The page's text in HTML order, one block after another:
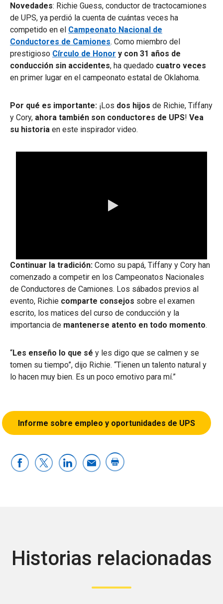
Novedades: Richie Guess, conductor de tractocamiones
de UPS, ya perdió la cuenta de cuántas veces ha
competido en el Campeonato Nacional de
Conductores de Camiones. Como miembro del
prestigioso Círculo de Honor y con 31 años de
conducción sin accidentes, ha quedado cuatro veces
en primer lugar en el campeonato estatal de Oklahoma.
Por qué es importante: ¡Los dos hijos de Richie, Tiffany
y Cory, ahora también son conductores de UPS! Vea
su historia en este inspirador video.
Continuar la tradición: Como su papá, Tiffany y Cory han
comenzado a competir en los Campeonatos Nacionales
de Conductores de Camiones. Los sábados previos al
evento, Richie comparte consejos sobre el examen
escrito, los matices del curso de conducción y la
importancia de mantenerse atento en todo momento.
“Les enseño lo que sé y les digo que se calmen y se
tomen su tiempo”, dijo Richie. “Tienen un talento natural y
lo hacen muy bien. Es un poco emotivo para mí.”
Informe sobre empleo y oportunidades de UPS
Historias relacionadas